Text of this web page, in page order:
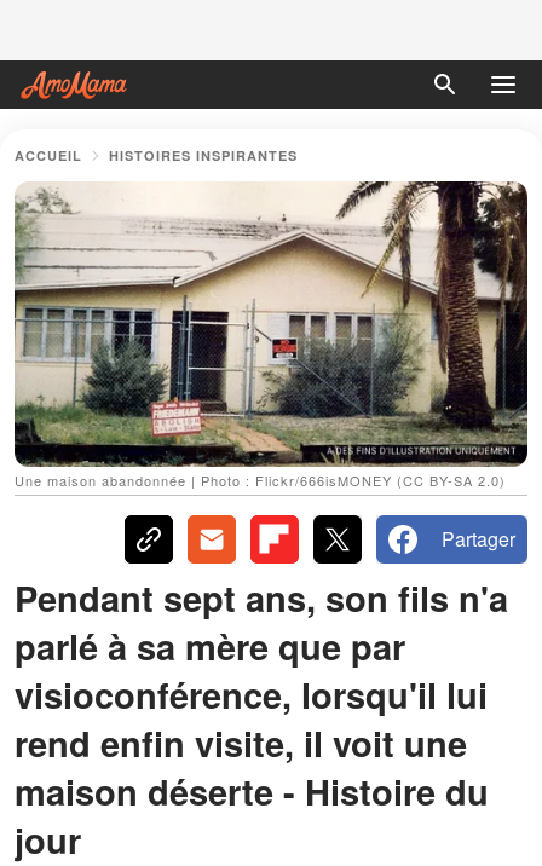
ACCUEIL HISTOIRES INSPIRANTES
Une maison abandonnée | Photo : Flickr/666isMONEY (CC BY-SA 2.0)
Partager
Pendant sept ans, son fils n'a
parlé à sa mère que par
visioconférence, lorsqu'il lui
rend enfin visite, il voit une
maison déserte - Histoire du
jour